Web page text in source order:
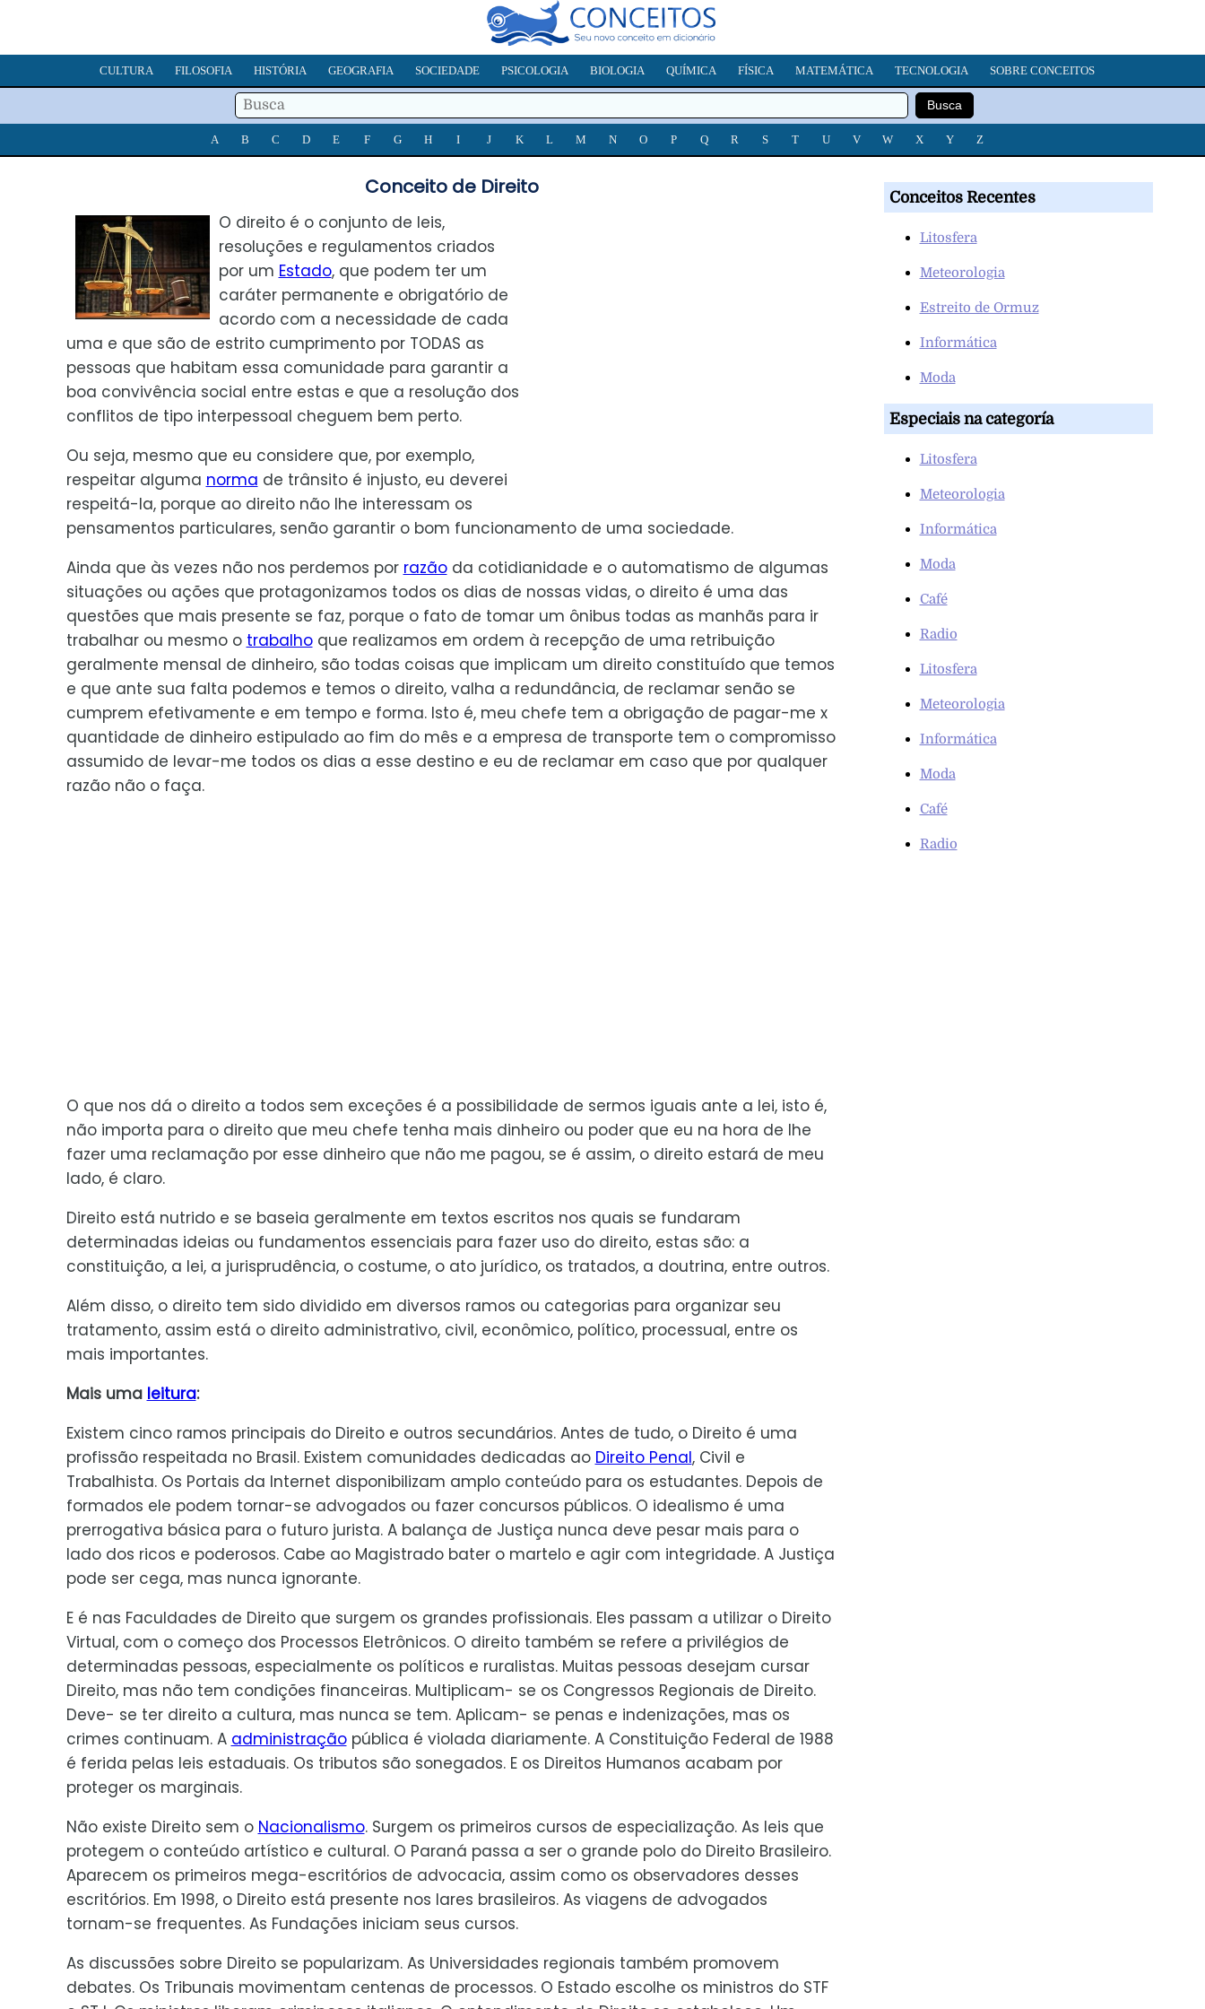
CULTURA FILOSOFIA HISTÓRIA GEOGRAFIA SOCIEDADE PSICOLOGIA BIOLOGIA QUÍMICA FÍSICA MATEMÁTICA TECNOLOGIA SOBRE CONCEITOS
A B C D E F G H I J K L M N O P Q R S T U V W X Y Z
Conceito de Direito
O direito é o conjunto de leis,
resoluções e regulamentos criados
por um Estado, que podem ter um
caráter permanente e obrigatório de
acordo com a necessidade de cada
uma e que são de estrito cumprimento por TODAS as
pessoas que habitam essa comunidade para garantir a
boa convivência social entre estas e que a resolução dos
conflitos de tipo interpessoal cheguem bem perto.
Ou seja, mesmo que eu considere que, por exemplo,
respeitar alguma norma de trânsito é injusto, eu deverei
respeitá-la, porque ao direito não lhe interessam os
pensamentos particulares, senão garantir o bom funcionamento de uma sociedade.
Ainda que às vezes não nos perdemos por razãoda cotidianidade e o automatismo de algumas
situações ou ações que protagonizamos todos os dias de nossas vidas, o direito é uma das
questões que mais presente se faz, porque o fato de tomar um ônibus todas as manhãs para ir
trabalhar ou mesmo o trabalhoque realizamos em ordem à recepção de uma retribuição
geralmente mensal de dinheiro, são todas coisas que implicam um direito constituído que temos
e que ante sua falta podemos e temos o direito, valha a redundância, de reclamar senão se
cumprem efetivamente e em tempo e forma. Isto é, meu chefe tem a obrigação de pagar-me x
quantidade de dinheiro estipulado ao fim do mês e a empresa de transporte tem o compromisso
assumido de levar-me todos os dias a esse destino e eu de reclamar em caso que por qualquer
razão não o faça.
O que nos dá o direito a todos sem exceções é a possibilidade de sermos iguais ante a lei, isto é,
não importa para o direito que meu chefe tenha mais dinheiro ou poder que eu na hora de lhe
fazer uma reclamação por esse dinheiro que não me pagou, se é assim, o direito estará de meu
lado, é claro.
Direito está nutrido e se baseia geralmente em textos escritos nos quais se fundaram
determinadas ideias ou fundamentos essenciais para fazer uso do direito, estas são: a
constituição, a lei, a jurisprudência, o costume, o ato jurídico, os tratados, a doutrina, entre outros.
Além disso, o direito tem sido dividido em diversos ramos ou categorias para organizar seu
tratamento, assim está o direito administrativo, civil, econômico, político, processual, entre os
mais importantes.
Mais uma leitura:
Existem cinco ramos principais do Direito e outros secundários. Antes de tudo, o Direito é uma
profissão respeitada no Brasil. Existem comunidades dedicadas ao Direito Penal, Civil e
Trabalhista. Os Portais da Internet disponibilizam amplo conteúdo para os estudantes. Depois de
formados ele podem tornar-se advogados ou fazer concursos públicos. O idealismo é uma
prerrogativa básica para o futuro jurista. A balança de Justiça nunca deve pesar mais para o
lado dos ricos e poderosos. Cabe ao Magistrado bater o martelo e agir com integridade. A Justiça
pode ser cega, mas nunca ignorante.
E é nas Faculdades de Direito que surgem os grandes profissionais. Eles passam a utilizar o Direito
Virtual, com o começo dos Processos Eletrônicos. O direito também se refere a privilégios de
determinadas pessoas, especialmente os políticos e ruralistas. Muitas pessoas desejam cursar
Direito, mas não tem condições financeiras. Multiplicam- se os Congressos Regionais de Direito.
Deve- se ter direito a cultura, mas nunca se tem. Aplicam- se penas e indenizações, mas os
crimes continuam. A administraçãopública é violada diariamente. A Constituição Federal de 1988
é ferida pelas leis estaduais. Os tributos são sonegados. E os Direitos Humanos acabam por
proteger os marginais.
Não existe Direito sem o Nacionalismo. Surgem os primeiros cursos de especialização. As leis que
protegem o conteúdo artístico e cultural. O Paraná passa a ser o grande polo do Direito Brasileiro.
Aparecem os primeiros mega-escritórios de advocacia, assim como os observadores desses
escritórios. Em 1998, o Direito está presente nos lares brasileiros. As viagens de advogados
tornam-se frequentes. As Fundações iniciam seus cursos.
As discussões sobre Direito se popularizam. As Universidades regionais também promovem
debates. Os Tribunais movimentam centenas de processos. O Estado escolhe os ministros do STF
Conceitos Recentes
Litosfera
Meteorologia
Estreito de Ormuz
Informática
Moda
Especiais na categoría
Litosfera
Meteorologia
Informática
Moda
Café
Radio
Litosfera
Meteorologia
Informática
Moda
Café
Radio